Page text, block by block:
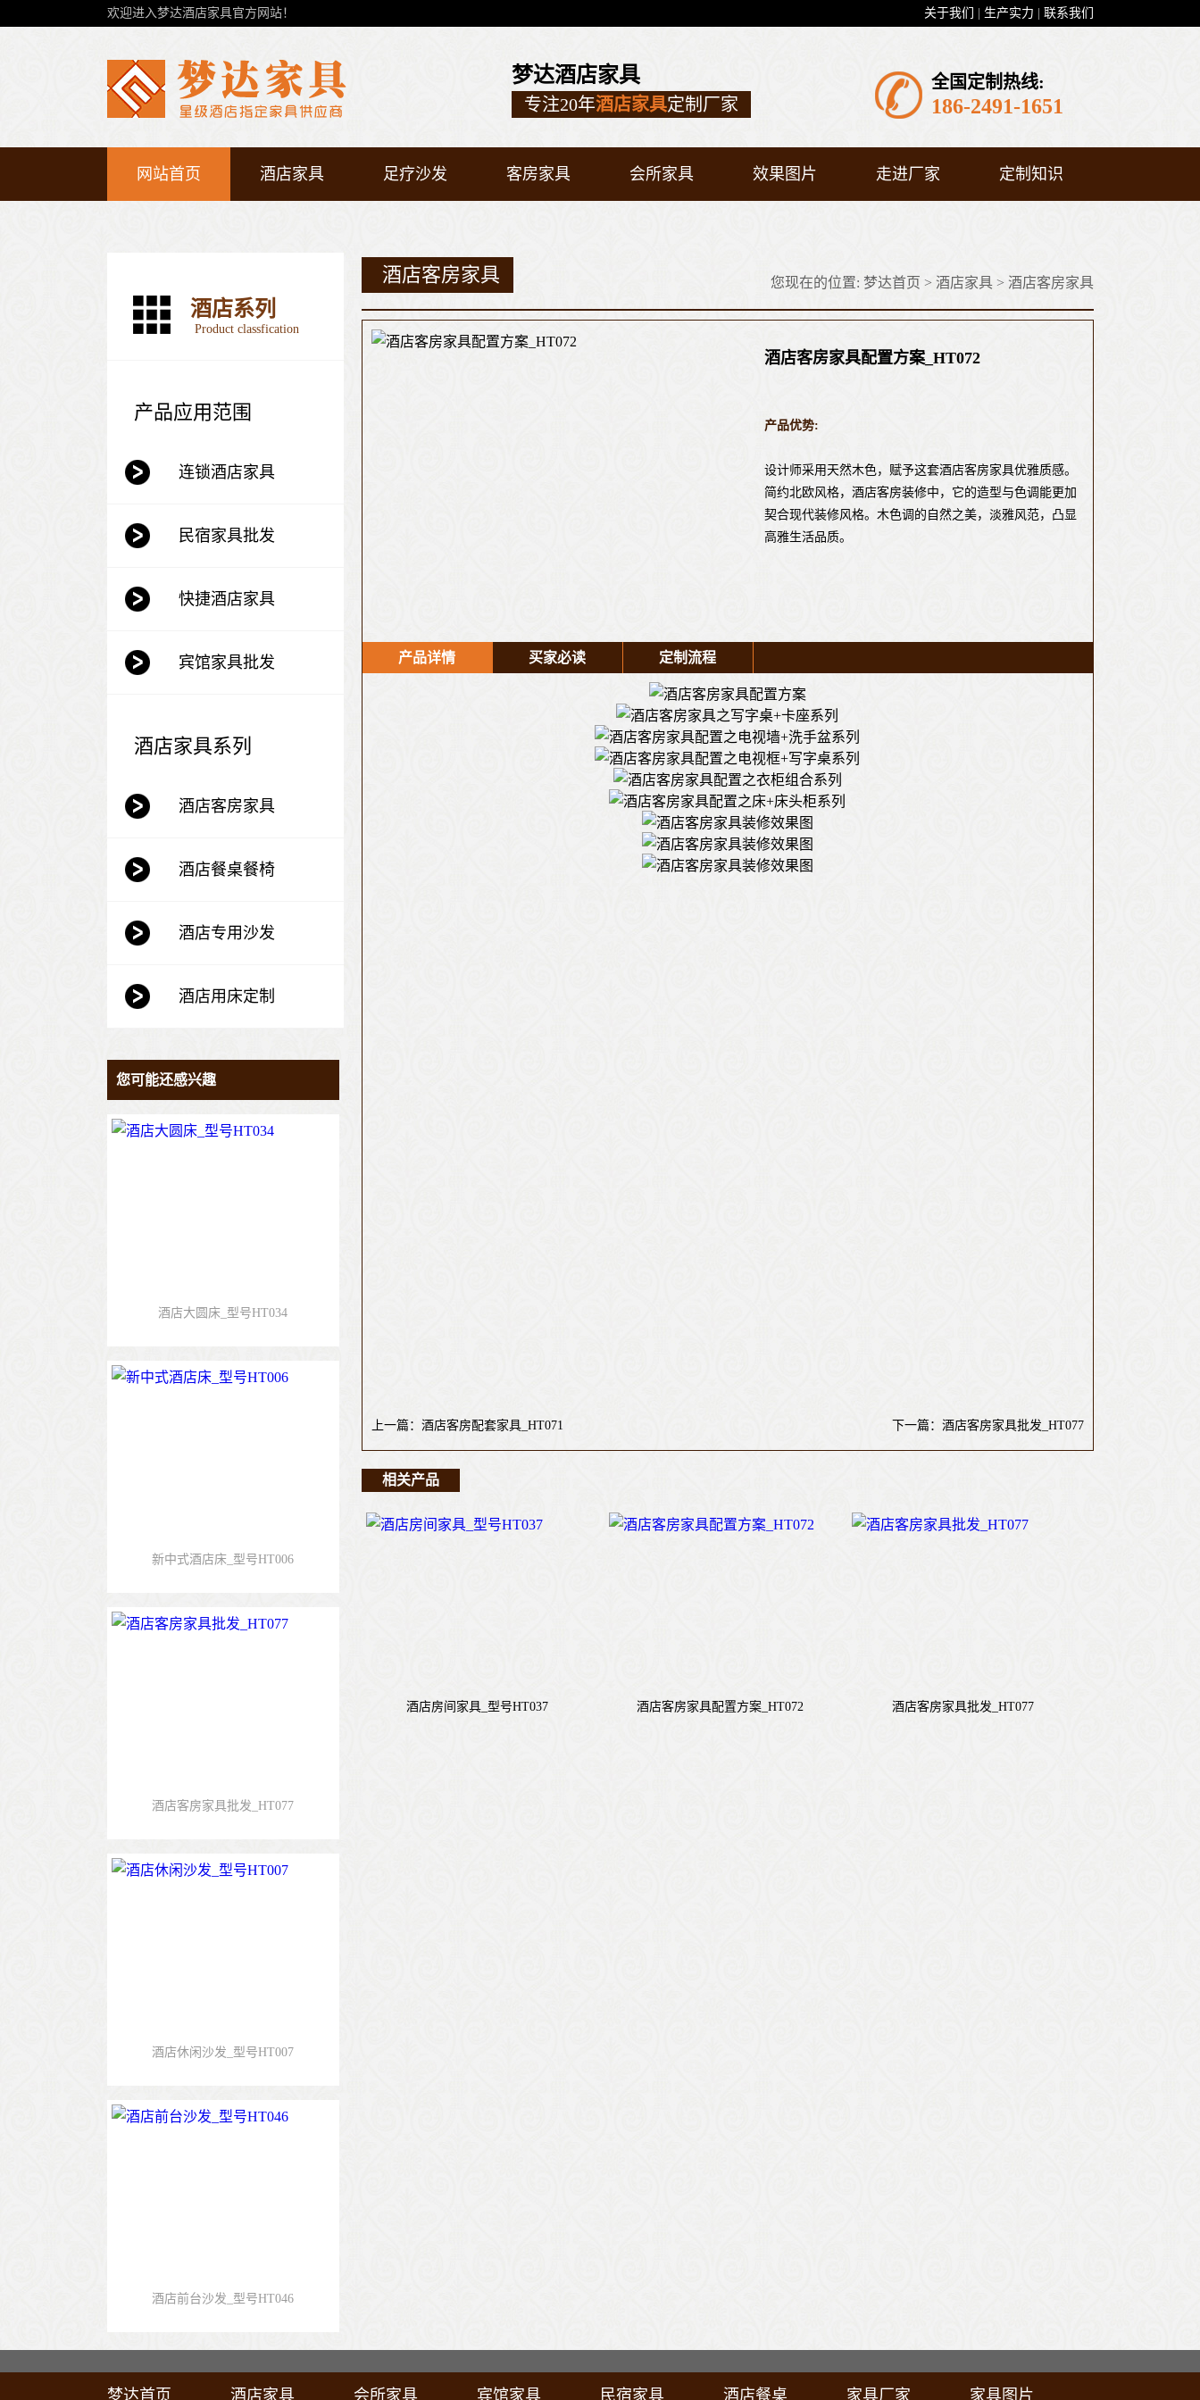
欢迎进入梦达酒店家具官方网站！ 关于我们 生产实力 联系我们
梦达酒店家具
专注20年酒店家具定制厂家
全国定制热线:
186-2491-1651
网站首页 酒店家具 足疗沙发 客房家具 会所家具 效果图片 走进厂家 定制知识
酒店系列
Product classfication
产品应用范围
连锁酒店家具
民宿家具批发
快捷酒店家具
宾馆家具批发
酒店家具系列
酒店客房家具
酒店餐桌餐椅
酒店专用沙发
酒店用床定制
您可能还感兴趣
酒店大圆床_型号HT034
新中式酒店床_型号HT006
酒店客房家具批发_HT077
酒店休闲沙发_型号HT007
酒店前台沙发_型号HT046
您现在的位置: 梦达首页 > 酒店家具> 酒店客房家具
酒店客房家具
酒店客房家具配置方案_HT072
产品优势:
设计师采用天然木色，赋予这套酒店客房家具优雅质感。
简约北欧风格，酒店客房装修中，它的造型与色调能更加
契合现代装修风格。木色调的自然之美，淡雅风范，凸显
高雅生活品质。
产品详情 买家必读 定制流程
上一篇：酒店客房配套家具_HT071 下一篇：酒店客房家具批发_HT077
相关产品
酒店房间家具_型号HT037 酒店客房家具配置方案_HT072 酒店客房家具批发_HT077
梦达首页 酒店家具 会所家具 宾馆家具 民宿家具 酒店餐桌 家具厂家 家具图片